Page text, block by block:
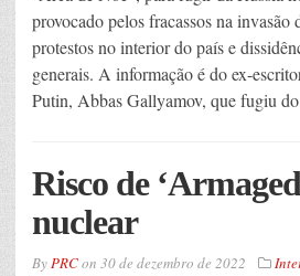
provocado pelos fracassos na invasão
protestos no interior do país e
generais. A informação é do ex-
Putin, Abbas Gallyamov, que fugiu
Risco de
nuclear
ByPRCon 30 de dezembro de 2022